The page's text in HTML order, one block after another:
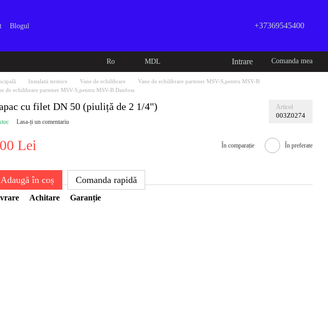
Blogul +37369545400
Ro MDL Intrare Comanda mea
Instalatii termice Vane de echilibrare
Vane de echilibrare partener MSV-S,pentru MSV-B
de echilibrare partener MSV-S,pentru MSV-B Danfoss
cu filet DN 50 (piuliță de 2 1/4") Articol
003Z0274
Lasa-ți un comentariu
Lei În comparație În preferate
Adaugă în coș Comanda rapidă
Achitare Garanție